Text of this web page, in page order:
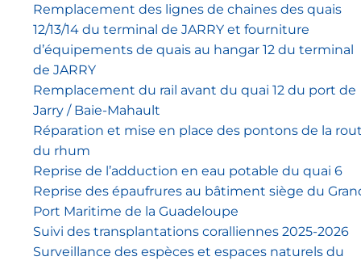
Remplacement des lignes de chaines des quais
12/13/14 du terminal de JARRY et fourniture
d’équipements de quais au hangar 12 du terminal
de JARRY
Remplacement du rail avant du quai 12 du port de
Jarry / Baie-Mahault
Réparation et mise en place des pontons de la
du rhum
Reprise de l’adduction en eau potable du quai 6
Reprise des épaufrures au bâtiment siège du
Port Maritime de la Guadeloupe
Suivi des transplantations coralliennes 2025-2026
Surveillance des espèces et espaces naturels du